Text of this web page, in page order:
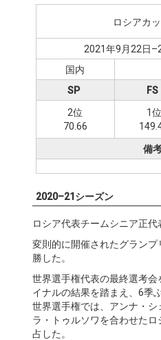
ロシアカ
2021年9月22日
国内
SP
2位
70.66
FS
1位
備
2020–21シーズン
ロシア代表チームシニア正代
変則的に開催されたグラン
勝した。
世界選手権代表の最終選考
イナルの結果を踏まえ、6季
世界選手権では、アンナ・
ラ・トゥルソワを合わせた
占した。